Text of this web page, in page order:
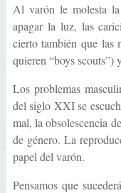
Al varón le molesta
apagar la luz, las
cierto también que las
quieren “boys scouts”)
Los problemas
del siglo XXI se
mal, la obsolescencia
de género. La
papel del varón.
Pensamos que